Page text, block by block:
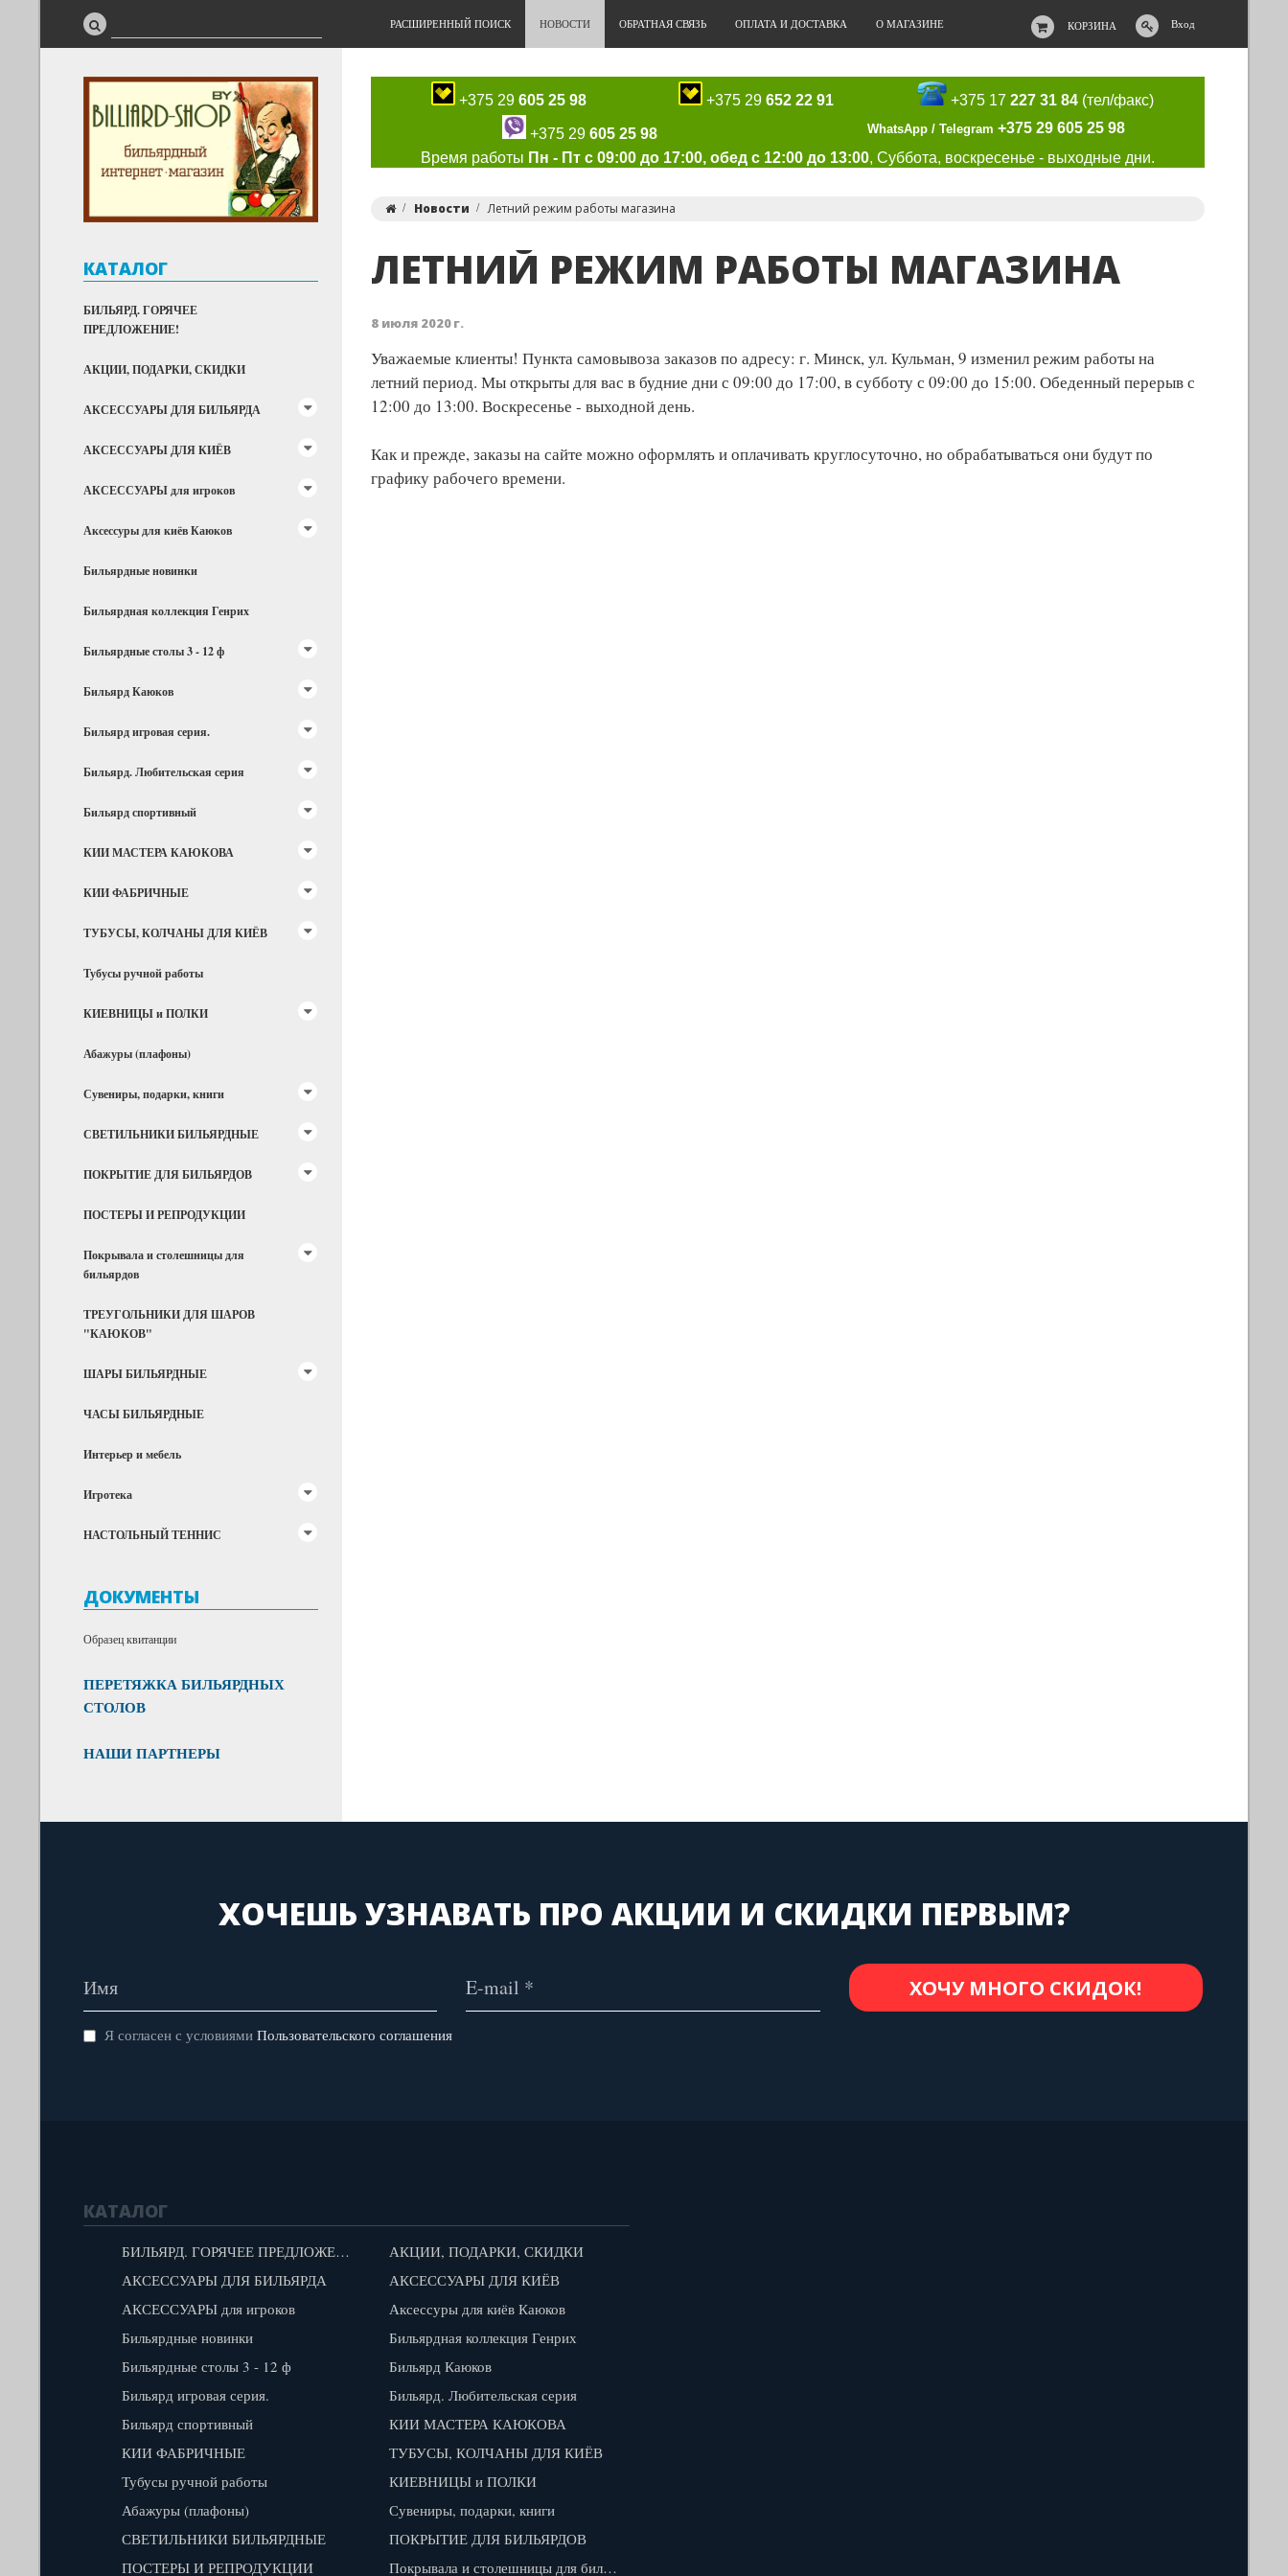
КОРЗИНА Вход
РАСШИРЕННЫЙ ПОИСК НОВОСТИ ОБРАТНАЯ СВЯЗЬ ОПЛАТА И ДОСТАВКА О МАГАЗИНЕ
КАТАЛОГ
БИЛЬЯРД. ГОРЯЧЕЕ
ПРЕДЛОЖЕНИЕ!
АКЦИИ, ПОДАРКИ, СКИДКИ
АКСЕССУАРЫ ДЛЯ БИЛЬЯРДА
АКСЕССУАРЫ ДЛЯ КИЁВ
АКСЕССУАРЫ для игроков
Аксессуры для киёв Каюков
Бильярдные новинки
Бильярдная коллекция Генрих
Бильярдные столы 3 - 12 ф
Бильярд Каюков
Бильярд игровая серия.
Бильярд. Любительская серия
Бильярд спортивный
КИИ МАСТЕРА КАЮКОВА
КИИ ФАБРИЧНЫЕ
ТУБУСЫ, КОЛЧАНЫ ДЛЯ КИЁВ
Тубусы ручной работы
КИЕВНИЦЫ и ПОЛКИ
Абажуры (плафоны)
Сувениры, подарки, книги
СВЕТИЛЬНИКИ БИЛЬЯРДНЫЕ
ПОКРЫТИЕ ДЛЯ БИЛЬЯРДОВ
ПОСТЕРЫ И РЕПРОДУКЦИИ
Покрывала и столешницы для
бильярдов
ТРЕУГОЛЬНИКИ ДЛЯ ШАРОВ
"КАЮКОВ"
ШАРЫ БИЛЬЯРДНЫЕ
ЧАСЫ БИЛЬЯРДНЫЕ
Интерьер и мебель
Игротека
НАСТОЛЬНЫЙ ТЕННИС
ДОКУМЕНТЫ
Образец квитанции
ПЕРЕТЯЖКА БИЛЬЯРДНЫХ
СТОЛОВ
НАШИ ПАРТНЕРЫ
+375 29 605 25 98 +375 29 652 22 91 +375 17227 31 84 (тел/факс)
+375 29 605 25 98 WhatsApp / Telegram +375 29 605 25 98
Время работы Пн - Пт с 09:00 до 17:00, обед с 12:00 до 13:00, Суббота, воскресенье - выходные дни.
Новости Летний режим работы магазина
ЛЕТНИЙ РЕЖИМ РАБОТЫ МАГАЗИНА
8 июля 2020 г.
Уважаемые клиенты! Пункта самовывоза заказов по адресу: г. Минск, ул. Кульман, 9 изменил режим работы на
летний период. Мы открыты для вас в будние дни с 09:00 до 17:00, в субботу с 09:00 до 15:00. Обеденный перерыв с
12:00 до 13:00. Воскресенье - выходной день.
Как и прежде, заказы на сайте можно оформлять и оплачивать круглосуточно, но обрабатываться они будут по
графику рабочего времени.
ХОЧЕШЬ УЗНАВАТЬ ПРО АКЦИИ И СКИДКИ ПЕРВЫМ?
Я согласен с условиями Пользовательского соглашения
КАТАЛОГ
БИЛЬЯРД. ГОРЯЧЕЕ ПРЕДЛОЖЕНИЕ!
АКЦИИ, ПОДАРКИ, СКИДКИ
АКСЕССУАРЫ ДЛЯ БИЛЬЯРДА
АКСЕССУАРЫ ДЛЯ КИЁВ
АКСЕССУАРЫ для игроков
Аксессуры для киёв Каюков
Бильярдные новинки
Бильярдная коллекция Генрих
Бильярдные столы 3 - 12 ф
Бильярд Каюков
Бильярд игровая серия.
Бильярд. Любительская серия
Бильярд спортивный
КИИ МАСТЕРА КАЮКОВА
КИИ ФАБРИЧНЫЕ
ТУБУСЫ, КОЛЧАНЫ ДЛЯ КИЁВ
Тубусы ручной работы
КИЕВНИЦЫ и ПОЛКИ
Абажуры (плафоны)
Сувениры, подарки, книги
СВЕТИЛЬНИКИ БИЛЬЯРДНЫЕ
ПОКРЫТИЕ ДЛЯ БИЛЬЯРДОВ
ПОСТЕРЫ И РЕПРОДУКЦИИ
Покрывала и столешницы для бильярдов